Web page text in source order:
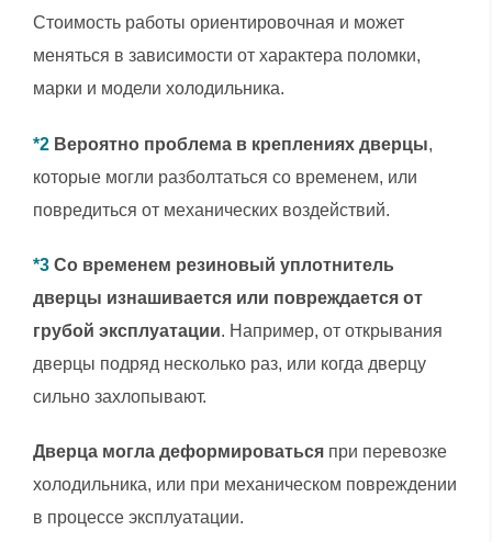
Стоимость работы ориентировочная и может
меняться в зависимости от характера поломки,
марки и модели холодильника.
*2 Вероятно проблема в креплениях дверцы,
которые могли разболтаться со временем, или
повредиться от механических воздействий.
*3 Со временем резиновый уплотнитель
дверцы изнашивается или повреждается от
грубой эксплуатации. Например, от открывания
дверцы подряд несколько раз, или когда дверцу
сильно захлопывают.
Дверца могла деформироваться при перевозке
холодильника, или при механическом повреждении
в процессе эксплуатации.